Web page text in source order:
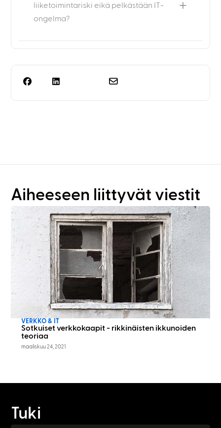
liiketoimintariski eikä pelkästään IT-
ongelma?
Aiheeseen liittyvät viestit
VERKKO & IT
Sotkuiset verkkokaapit - rikkinäisten ikkunoiden
teoriaa
maaliskuu 24, 2021
Tuki